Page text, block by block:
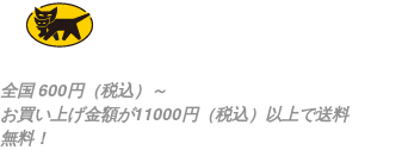
全国 600円（税込）～
お買い上げ金額が11000円（税込）以上で送料
無料！